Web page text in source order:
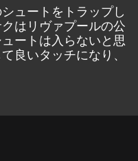
ュートをトラップし
はリヴァプールの公
ートは入らないと思
良いタッチになり、